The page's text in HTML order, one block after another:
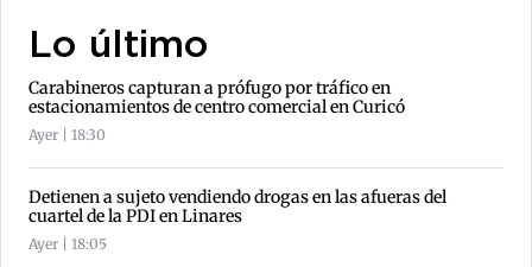
Lo último
Carabineros capturan a prófugo por tráfico en
estacionamientos de centro comercial en Curicó
Ayer | 18:30
Detienen a sujeto vendiendo drogas en las afueras del
cuartel de la PDI en Linares
Ayer | 18:05